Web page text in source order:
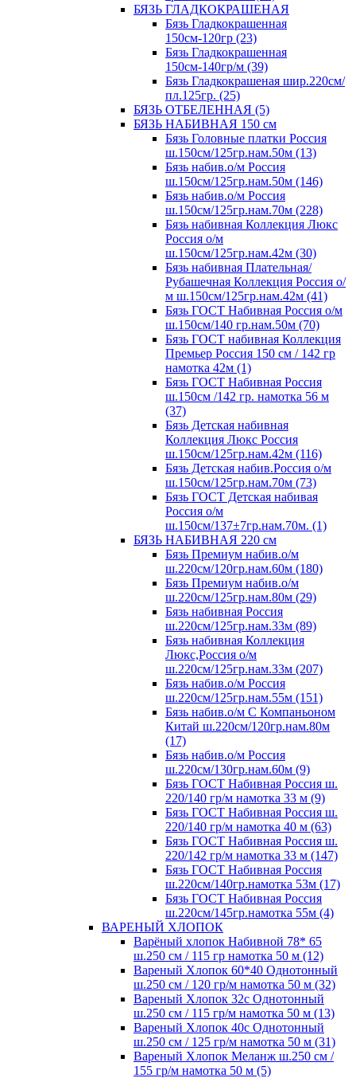
БЯЗЬ ГЛАДКОКРАШЕНАЯ
Бязь Гладкокрашенная
150см-120гр (23)
Бязь Гладкокрашенная
150см-140гр/м (39)
Бязь Гладкокрашеная шир.220см/
пл.125гр. (25)
БЯЗЬ ОТБЕЛЕННАЯ (5)
БЯЗЬ НАБИВНАЯ 150 см
Бязь Головные платки Россия
ш.150см/125гр.нам.50м (13)
Бязь набив.о/м Россия
ш.150см/125гр.нам.50м (146)
Бязь набив.о/м Россия
ш.150см/125гр.нам.70м (228)
Бязь набивная Коллекция Люкс
Россия о/м
ш.150см/125гр.нам.42м (30)
Бязь набивная Плательная/
Рубашечная Коллекция Россия о/
м ш.150см/125гр.нам.42м (41)
Бязь ГОСТ Набивная Россия о/м
ш.150см/140 гр.нам.50м (70)
Бязь ГОСТ набивная Коллекция
Премьер Россия 150 см / 142 гр
намотка 42м (1)
Бязь ГОСТ Набивная Россия
ш.150см /142 гр. намотка 56 м
(37)
Бязь Детская набивная
Коллекция Люкс Россия
ш.150см/125гр.нам.42м (116)
Бязь Детская набив.Россия о/м
ш.150см/125гр.нам.70м (73)
Бязь ГОСТ Детская набивая
Россия о/м
ш.150см/137±7гр.нам.70м. (1)
БЯЗЬ НАБИВНАЯ 220 см
Бязь Премиум набив.о/м
ш.220см/120гр.нам.60м (180)
Бязь Премиум набив.о/м
ш.220см/125гр.нам.80м (29)
Бязь набивная Россия
ш.220см/125гр.нам.33м (89)
Бязь набивная Коллекция
Люкс,Россия о/м
ш.220см/125гр.нам.33м (207)
Бязь набив.о/м Россия
ш.220см/125гр.нам.55м (151)
Бязь набив.о/м С Компаньоном
Китай ш.220см/120гр.нам.80м
(17)
Бязь набив.о/м Россия
ш.220см/130гр.нам.60м (9)
Бязь ГОСТ Набивная Россия ш.
220/140 гр/м намотка 33 м (9)
Бязь ГОСТ Набивная Россия ш.
220/140 гр/м намотка 40 м (63)
Бязь ГОСТ Набивная Россия ш.
220/142 гр/м намотка 33 м (147)
Бязь ГОСТ Набивная Россия
ш.220см/140гр.намотка 53м (17)
Бязь ГОСТ Набивная Россия
ш.220см/145гр.намотка 55м (4)
ВАРЕНЫЙ ХЛОПОК
Варёный хлопок Набивной 78* 65
ш.250 см / 115 гр намотка 50 м (12)
Вареный Хлопок 60*40 Однотонный
ш.250 см / 120 гр/м намотка 50 м (32)
Вареный Хлопок 32с Однотонный
ш.250 см / 115 гр/м намотка 50 м (13)
Вареный Хлопок 40с Однотонный
ш.250 см / 125 гр/м намотка 50 м (31)
Вареный Хлопок Меланж ш.250 см /
155 гр/м намотка 50 м (5)